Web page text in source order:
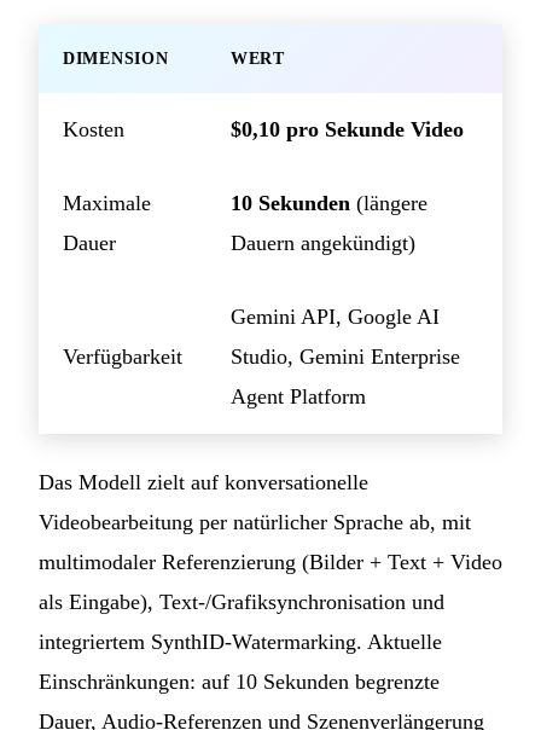
DIMENSION WERT
Kosten $0,10 pro Sekunde Video
Maximale
Dauer
10 Sekunden (längere
Dauern angekündigt)
Verfügbarkeit
Gemini API, Google AI
Studio, Gemini Enterprise
Agent Platform
Das Modell zielt auf konversationelle
Videobearbeitung per natürlicher Sprache ab, mit
multimodaler Referenzierung (Bilder + Text + Video
als Eingabe), Text-/Grafiksynchronisation und
integriertem SynthID-Watermarking. Aktuelle
Einschränkungen: auf 10 Sekunden begrenzte
Dauer, Audio-Referenzen und Szenenverlängerung